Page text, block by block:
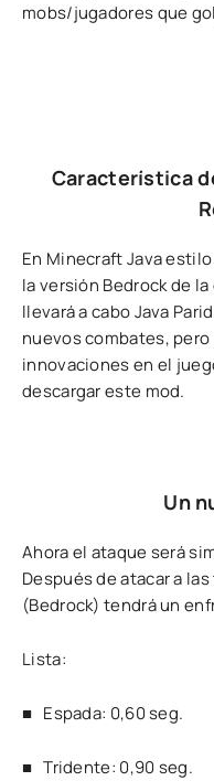
mobs/jugadores que
Característica
En Minecraft Java
la versión Bedrock de
llevará a cabo Java
nuevos combates,
innovaciones en el
descargar este mod.
Un
Ahora el ataque será
Después de atacar a
(Bedrock) tendrá un
Lista:
■ Espada: 0,60 seg.
■ Tridente: 0,90 seg.